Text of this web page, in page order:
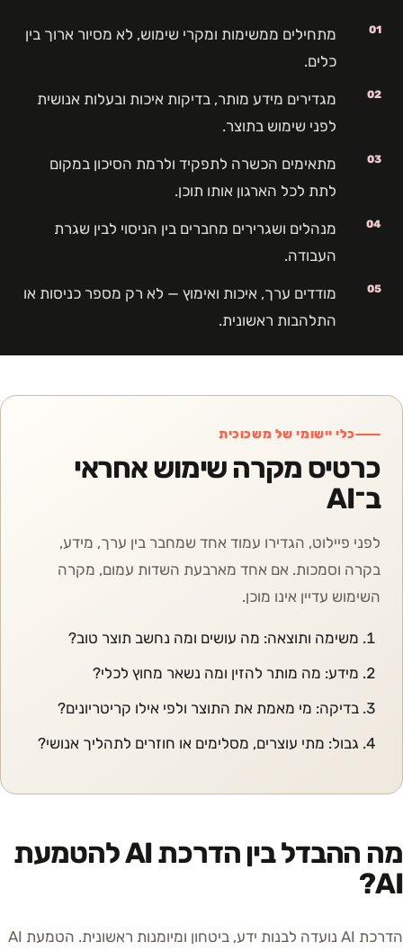
01
מתחילים ממשימות ומקרי שימוש, לא מסיור ארוך בין
כלים.
02
מגדירים מידע מותר, בדיקות איכות ובעלות אנושית
לפני שימוש בתוצר.
03
מתאימים הכשרה לתפקיד ולרמת הסיכון במקום
לתת לכל הארגון אותו תוכן.
04
מנהלים ושגרירים מחברים בין הניסוי לבין שגרת
העבודה.
05
מודדים ערך, איכות ואימוץ — לא רק מספר כניסות או
התלהבות ראשונית.
כלי יישומי של משכוכית
כרטיס מקרה שימוש אחראי
ב־AI
לפני פיילוט, הגדירו עמוד אחד שמחבר בין ערך, מידע,
בקרה וסמכות. אם אחד מארבעת השדות עמום, מקרה
השימוש עדיין אינו מוכן.
משימה ותוצאה: מה עושים ומה נחשב תוצר טוב?
מידע: מה מותר להזין ומה נשאר מחוץ לכלי?
בדיקה: מי מאמת את התוצר ולפי אילו קריטריונים?
גבול: מתי עוצרים, מסלימים או חוזרים לתהליך אנושי?
מה ההבדל בין הדרכת AI להטמעת
AI?
הדרכת AI נועדה לבנות ידע, ביטחון ומיומנות ראשונית. הטמעת AI